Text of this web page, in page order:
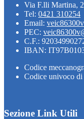
Via F.lli Martina,
Tel: 0421 310254
Email:
PEC:
C.F.:
IBAN:
Codice
Codice univoco
Sezione Link Utili